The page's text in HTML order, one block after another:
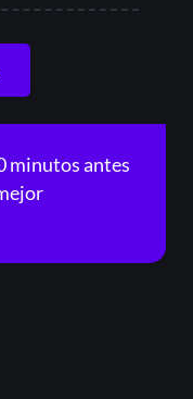
minutos antes